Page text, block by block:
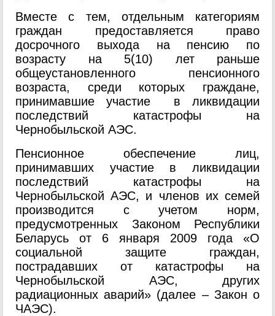
Вместе с тем, отдельным категориям
граждан предоставляется право
досрочного выхода на пенсию по
возрасту на 5(10) лет раньше
общеустановленного пенсионного
возраста, среди которых граждане,
принимавшие участие в ликвидации
последствий катастрофы на
Чернобыльской АЭС.
Пенсионное обеспечение лиц,
принимавших участие в ликвидации
последствий катастрофы на
Чернобыльской АЭС, и членов их семей
производится с учетом норм,
предусмотренных Законом Республики
Беларусь от 6 января 2009 года «О
социальной защите граждан,
пострадавших от катастрофы на
Чернобыльской АЭС, других
радиационных аварий» (далее – Закон о
ЧАЭС).